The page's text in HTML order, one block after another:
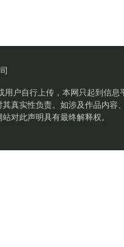
用户自行上传，本网只起到信息
真实性负责。如涉及作品内容
对此声明具有最终解释权。